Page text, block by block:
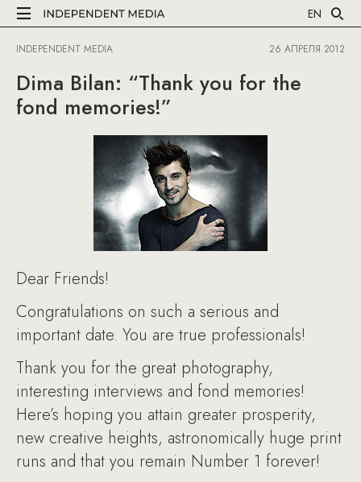
EN
INDEPENDENT MEDIA 26 АПРЕЛЯ 2012
Dima Bilan: “Thank you for the
fond memories!”
Dear Friends!
Congratulations on such a serious and
important date. You are true professionals!
Thank you for the great photography,
interesting interviews and fond memories!
Here’s hoping you attain greater prosperity,
new creative heights, astronomically huge print
runs and that you remain Number 1 forever!